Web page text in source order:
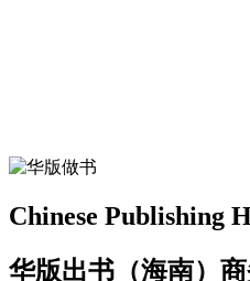
Chinese Publishing
华版出书（海南）